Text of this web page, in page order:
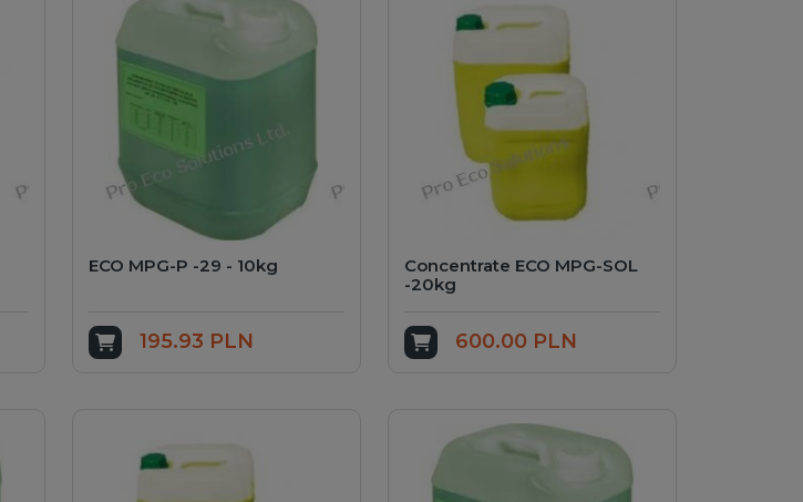
ECO MPG-P -29 - 10kg
Add to cart
195.93 PLN
Concentrate ECO MPG-SOL
-20kg
Add to cart
600.00 PLN